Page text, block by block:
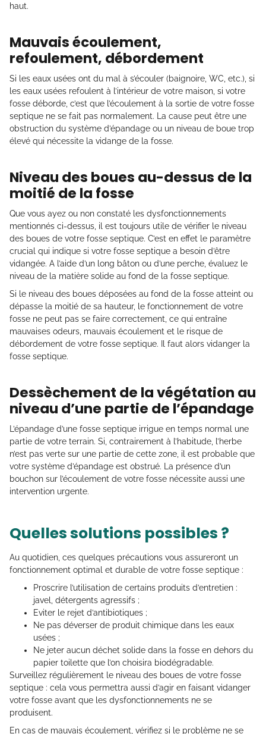
haut.
Mauvais écoulement,
refoulement, débordement
Si les eaux usées ont du mal à s’écouler (baignoire, WC, etc.), si
les eaux usées refoulent à l’intérieur de votre maison, si votre
fosse déborde, c’est que l’écoulement à la sortie de votre fosse
septique ne se fait pas normalement. La cause peut être une
obstruction du système d’épandage ou un niveau de boue trop
élevé qui nécessite la vidange de la fosse.
Niveau des boues au-dessus de la
moitié de la fosse
Que vous ayez ou non constaté les dysfonctionnements
mentionnés ci-dessus, il est toujours utile de vérifier le niveau
des boues de votre fosse septique. C’est en effet le paramètre
crucial qui indique si votre fosse septique a besoin d’être
vidangée. A l’aide d’un long bâton ou d’une perche, évaluez le
niveau de la matière solide au fond de la fosse septique.
Si le niveau des boues déposées au fond de la fosse atteint ou
dépasse la moitié de sa hauteur, le fonctionnement de votre
fosse ne peut pas se faire correctement, ce qui entraîne
mauvaises odeurs, mauvais écoulement et le risque de
débordement de votre fosse septique. Il faut alors vidanger la
fosse septique.
Dessèchement de la végétation au
niveau d’une partie de l’épandage
L’épandage d’une fosse septique irrigue en temps normal une
partie de votre terrain. Si, contrairement à l’habitude, l’herbe
n’est pas verte sur une partie de cette zone, il est probable que
votre système d’épandage est obstrué. La présence d’un
bouchon sur l’écoulement de votre fosse nécessite aussi une
intervention urgente.
Quelles solutions possibles ?
Au quotidien, ces quelques précautions vous assureront un
fonctionnement optimal et durable de votre fosse septique :
Proscrire l’utilisation de certains produits d’entretien :
javel, détergents agressifs ;
Eviter le rejet d’antibiotiques ;
Ne pas déverser de produit chimique dans les eaux
usées ;
Ne jeter aucun déchet solide dans la fosse en dehors du
papier toilette que l’on choisira biodégradable.
Surveillez régulièrement le niveau des boues de votre fosse
septique : cela vous permettra aussi d’agir en faisant vidanger
votre fosse avant que les dysfonctionnements ne se
produisent.
En cas de mauvais écoulement, vérifiez si le problème ne se